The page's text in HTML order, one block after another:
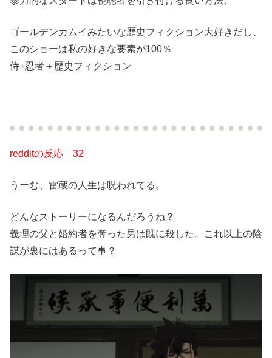
ゴールデンカムイみたいな歴史フィクション大好きだし、
このショーは私の好きな要素が100％
侍+忍者＋歴史フィクション
redditの反応 32
うーむ、雷蔵の人生は呪われてる。
どんなストーリーになるんだろうね？
義理の父と婚約者を奪った男は既に殺した。これ以上の陰
謀が裏にはあるって事？